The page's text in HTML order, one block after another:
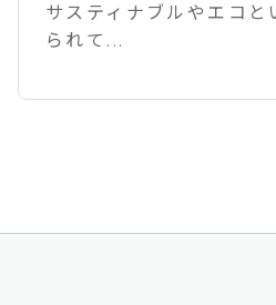
サスティナブルやエコと
られて...